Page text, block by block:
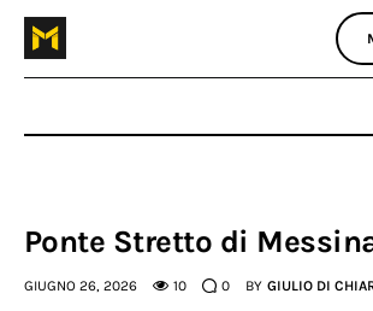
Home
Atlante dei masters
Ponte Stretto di
GIUGNO 26, 2026 10 0 BY GIULIO DI